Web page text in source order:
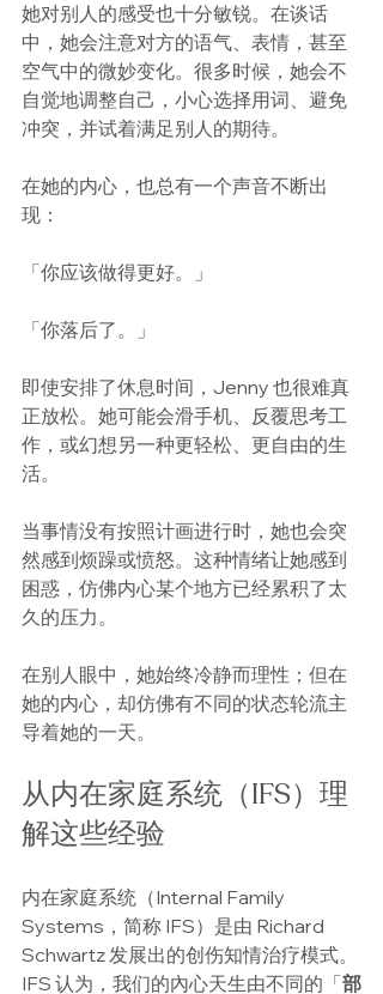
她对别人的感受也十分敏锐。在谈话
中，她会注意对方的语气、表情，甚至
空气中的微妙变化。很多时候，她会不
自觉地调整自己，小心选择用词、避免
冲突，并试着满足别人的期待。
在她的内心，也总有一个声音不断出
现：
「你应该做得更好。」
「你落后了。」
即使安排了休息时间，Jenny 也很难真
正放松。她可能会滑手机、反覆思考工
作，或幻想另一种更轻松、更自由的生
活。
当事情没有按照计画进行时，她也会突
然感到烦躁或愤怒。这种情绪让她感到
困惑，仿佛内心某个地方已经累积了太
久的压力。
在别人眼中，她始终冷静而理性；但在
她的内心，却仿佛有不同的状态轮流主
导着她的一天。
从内在家庭系统（IFS）理
解这些经验
内在家庭系统（Internal Family
Systems，简称 IFS）是由 Richard
Schwartz 发展出的创伤知情治疗模式。
IFS 认为，我们的內心天生由不同的「部